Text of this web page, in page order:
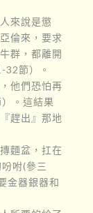
來說是懲
倫來，要求
群，都離開
32節）。
他們恐怕再
。這結果
趕出』那地
麵盆，扛在
咐(參三
金器銀器和